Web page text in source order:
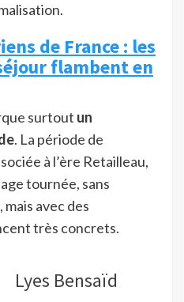
de France : les
flambent en
surtout un
. La période de
à l’ère Retailleau,
tournée, sans
avec des
très concrets.
Lyes Bensaïd